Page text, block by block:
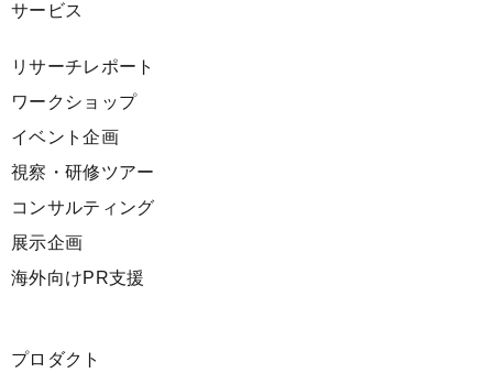
サービス
リサーチレポート
ワークショップ
イベント企画
視察・研修ツアー
コンサルティング
展示企画
海外向けPR支援
プロダクト